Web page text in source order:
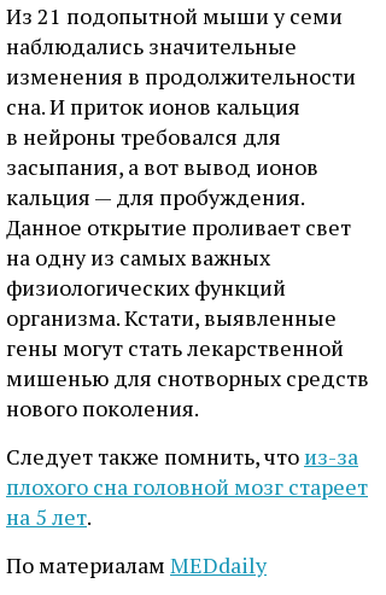
Из 21 подопытной мыши у семи
наблюдались значительные
изменения в продолжительности
сна. И приток ионов кальция
в нейроны требовался для
засыпания, а вот вывод ионов
кальция — для пробуждения.
Данное открытие проливает свет
на одну из самых важных
физиологических функций
организма. Кстати, выявленные
гены могут стать лекарственной
мишенью для снотворных средств
нового поколения.
Следует также помнить, что из-за
плохого сна головной мозг стареет
на 5 лет.
По материалам MEDdaily